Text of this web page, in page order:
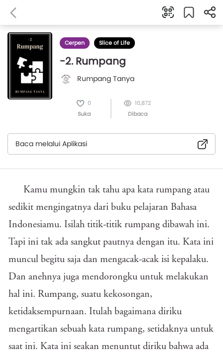
Cerpen Slice of Life
-2. Rumpang
Rumpang Tanya
0
Suka
10,872
Dibaca
Baca melalui Aplikasi
Kamu mungkin tak tahu apa kata rumpang atau
sedikit mengingatnya dari buku pelajaran Bahasa
Indonesiamu. Isilah titik-titik rumpang dibawah ini.
Tapi ini tak ada sangkut pautnya dengan itu. Kata ini
muncul begitu saja dan mengacak-acak isi kepalaku.
Dan anehnya juga mendorongku untuk melakukan
hal ini. Rumpang, suatu kekosongan,
ketidaksempurnaan. Itulah bagaimana diriku
mengartikan sebuah kata rumpang, setidaknya untuk
saat ini. Kata ini seakan menuntut diriku bahwa ada